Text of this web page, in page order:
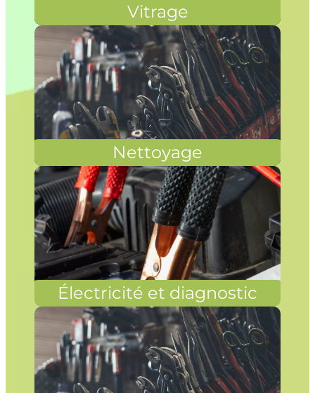
Vitrage
Nettoyage
Électricité et diagnostic